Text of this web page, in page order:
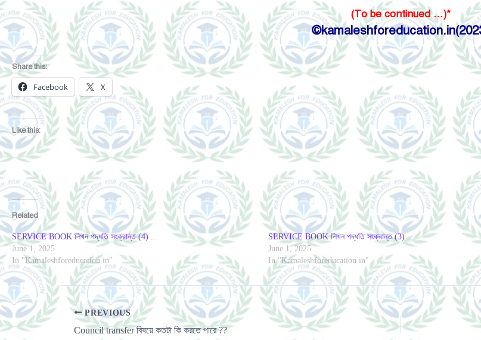
(To be continued …)*
Share this:
Facebook X
Like this:
Related
SERVICE BOOK লিখন পদ্ধতি সংক্রান্ত (4) ..
June 1, 2025
In "Kamaleshforeducation.in"
SERVICE BOOK লিখন পদ্ধতি সংক্রান্ত (3) ..
June 1, 2025
In "Kamaleshforeducation.in"
PREVIOUS
Council transfer বিষয়ে কতটা কি করতে পারে ??